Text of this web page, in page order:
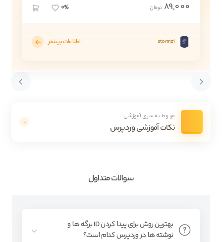
89,000 تومان 0%
stormzi اطلاعات بیشتر
مربوط به سری آموزشی:
نکات آموزشی وردپرس
سوالات متداول
بهترین روش برای پیدا کردن ID برگه ها و
نوشته ها در وردپرس کدام است؟